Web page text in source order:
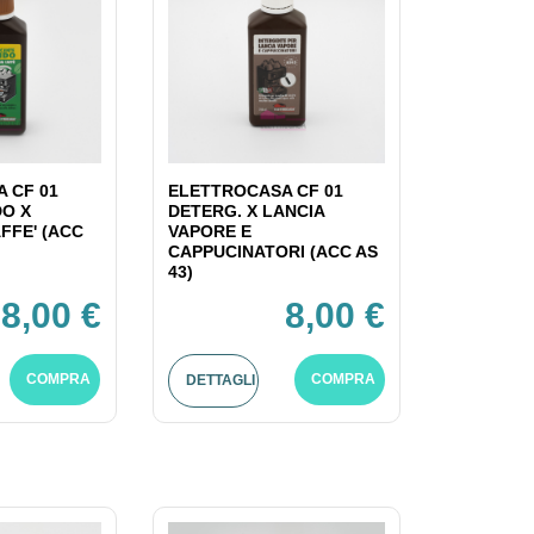
CF 01
X
(ACC
8,00 €
COMPRA
ELETTROCASA CF 01
DETERG. X LANCIA
VAPORE E
CAPPUCINATORI (ACC AS
43)
8,00 €
DETTAGLI COMPRA